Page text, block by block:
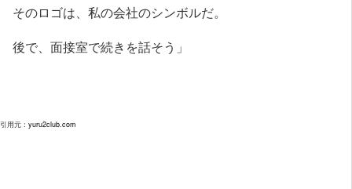
そのロゴは、私の会社のシンボルだ。
後で、面接室で続きを話そう」
引用元： yuru2club.com